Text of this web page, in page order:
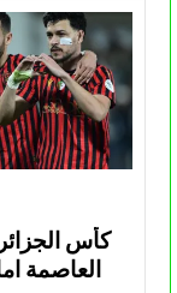
كأس
العاصمة